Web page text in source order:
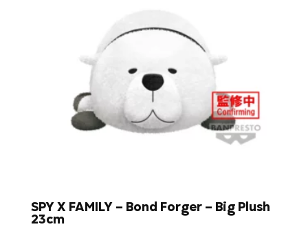
SPY X FAMILY – Bond Forger – Big Plush
23cm